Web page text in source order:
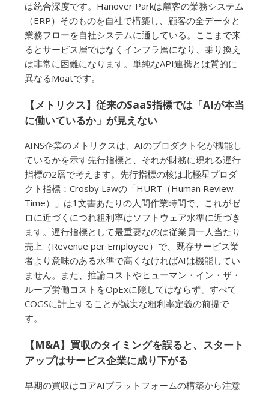
は統合深度です。Hanover Parkは顧客の業務システム
（ERP）そのものを自社で構築し、顧客の全データと
業務フローを自社システムに通している。ここまで来
るとサービス層ではなくインフラ層になり、乗り換え
は非常に困難になります。単純なAPI連携とは質的に
異なるMoatです。
【メトリクス】従来のSaaS指標では「AIが本当
に働いているか」が見えない
AINS企業のメトリクスは、AIのプロダクト化が機能し
ているかを示す先行指標と、それが財務に現れる遅行
指標の2層で考えます。先行指標の核は北極星プロダ
クト指標：Crosby Lawの「HURT（Human Review
Time）」は1文書あたりの人間作業時間で、これがゼ
ロに近づくにつれ粗利率はソフトウェア水準に近づき
ます。遅行指標として最重要なのは従業員一人当たり
売上（Revenue per Employee）で、既存サービス業
者より意味のある水準で高くなければAIは機能してい
ません。また、推論コストやヒューマン・イン・ザ・
ループ労働コストをOpExに隠してはならず、すべて
COGSに計上することが誠実な粗利率定義の前提で
す。
【M&A】買収のタイミングを誤ると、スタート
アップはサービス企業に成り下がる
早期の買収はコアAIプラットフォームの構築から注意